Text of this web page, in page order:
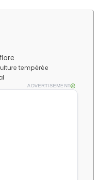
tempérée
ADVERTISEMENT